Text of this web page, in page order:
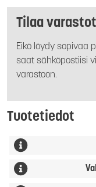
Tilaa
Eikö löydy sopivaa
saat sähköpostiisi
varastoon.
Tuotetiedot